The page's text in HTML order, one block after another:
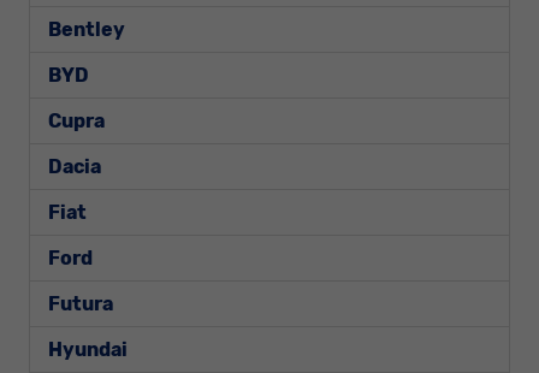
Bentley
BYD
Cupra
Dacia
Fiat
Ford
Futura
Hyundai